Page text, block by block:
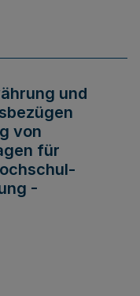
und
von
für
-